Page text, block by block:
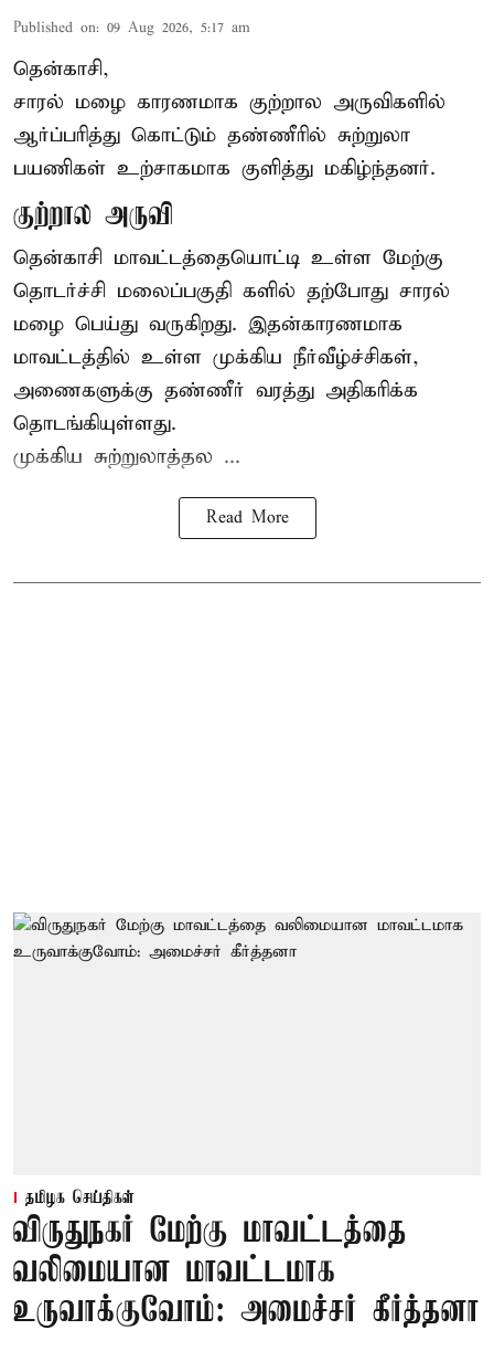
Published on: 09 Aug 2026, 5:17 am
தென்காசி,
சாரல் மழை காரணமாக குற்றால அருவிகளில்
ஆர்ப்பரித்து கொட்டும் தண்ணீரில் சுற்றுலா
பயணிகள் உற்சாகமாக குளித்து மகிழ்ந்தனர்.
குற்றால அருவி
தென்காசி மாவட்டத்தையொட்டி உள்ள மேற்கு
தொடர்ச்சி மலைப்பகுதி களில் தற்போது சாரல்
மழை பெய்து வருகிறது. இதன்காரணமாக
மாவட்டத்தில் உள்ள முக்கிய நீர்வீழ்ச்சிகள்,
அணைகளுக்கு தண்ணீர் வரத்து அதிகரிக்க
தொடங்கியுள்ளது.
முக்கிய சுற்றுலாத்தல ...
Read More
தமிழக செய்திகள்
விருதுநகர் மேற்கு மாவட்டத்தை
வலிமையான மாவட்டமாக
உருவாக்குவோம்: அமைச்சர் கீர்த்தனா